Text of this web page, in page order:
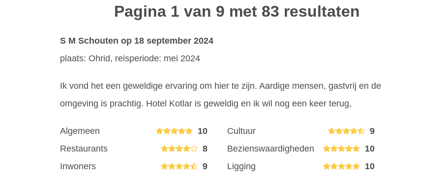
Pagina 1 van 9 met 83 resultaten
S M Schouten op 18 september 2024
plaats: Ohrid, reisperiode: mei 2024
Ik vond het een geweldige ervaring om hier te zijn. Aardige mensen, gastvrij en de
omgeving is prachtig. Hotel Kotlar is geweldig en ik wil nog een keer terug,
Algemeen 10 Cultuur
9
Restaurants
8 Bezienswaardigheden
10
Inwoners
9 Ligging 10